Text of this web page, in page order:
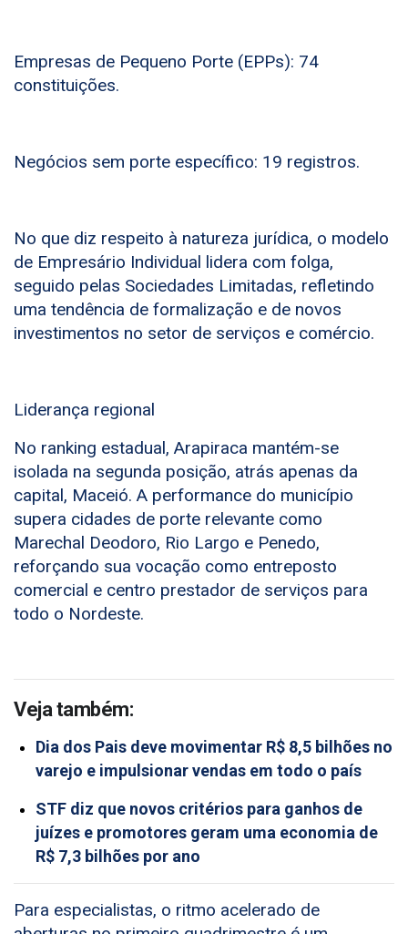
Empresas de Pequeno Porte (EPPs): 74
constituições.
Negócios sem porte específico: 19 registros.
No que diz respeito à natureza jurídica, o modelo
de Empresário Individual lidera com folga,
seguido pelas Sociedades Limitadas, refletindo
uma tendência de formalização e de novos
investimentos no setor de serviços e comércio.
Liderança regional
No ranking estadual, Arapiraca mantém-se
isolada na segunda posição, atrás apenas da
capital, Maceió. A performance do município
supera cidades de porte relevante como
Marechal Deodoro, Rio Largo e Penedo,
reforçando sua vocação como entreposto
comercial e centro prestador de serviços para
todo o Nordeste.
Veja também:
Dia dos Pais deve movimentar R$ 8,5 bilhões no
varejo e impulsionar vendas em todo o país
STF diz que novos critérios para ganhos de
juízes e promotores geram uma economia de
R$ 7,3 bilhões por ano
Para especialistas, o ritmo acelerado de